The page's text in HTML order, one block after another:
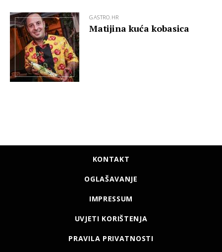
GASTRO.HR
Matijina kuća kobasica
KONTAKT
OGLAŠAVANJE
IMPRESSUM
UVJETI KORIŠTENJA
PRAVILA PRIVATNOSTI